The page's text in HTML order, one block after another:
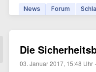
News Forum
Die
03. Januar 2017, 15:48 Uhr ·